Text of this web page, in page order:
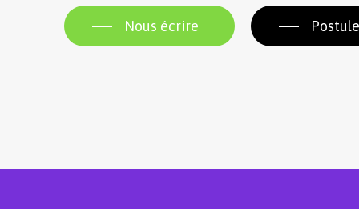
Nous écrire